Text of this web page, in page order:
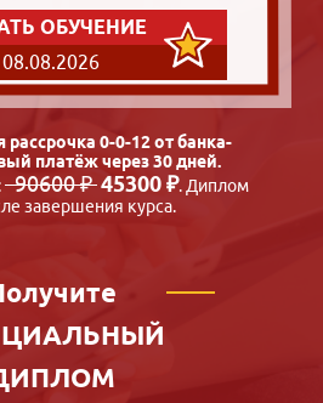
ОБУЧЕНИЕ
08.08.2026
рассрочка 0-0-12 от банка-
платёж через 30 дней.
90600 ₽45300 ₽. Диплом
завершения курса.